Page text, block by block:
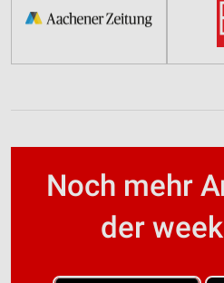
Noch mehr
der